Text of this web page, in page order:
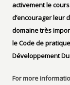
activement le
d’encourager leur
domaine très
le Code de
Développement
For more